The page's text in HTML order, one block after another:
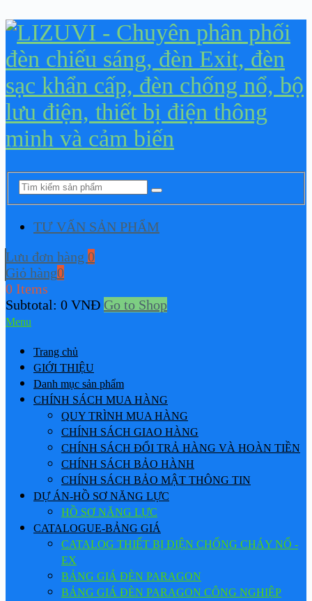
TƯ VẤN SẢN PHẨM
Lưu đơn hàng 0
Giỏ hàng0
0 Items
Subtotal: 0 VNĐ Go to Shop
Menu
Trang chủ
GIỚI THIỆU
Danh mục sản phẩm
CHÍNH SÁCH MUA HÀNG
QUY TRÌNH MUA HÀNG
CHÍNH SÁCH GIAO HÀNG
CHÍNH SÁCH ĐỔI TRẢ HÀNG VÀ HOÀN TIỀN
CHÍNH SÁCH BẢO HÀNH
CHÍNH SÁCH BẢO MẬT THÔNG TIN
DỰ ÁN-HỒ SƠ NĂNG LỰC
HỒ SƠ NĂNG LỰC
CATALOGUE-BẢNG GIÁ
CATALOG THIẾT BỊ ĐIỆN CHỐNG CHÁY NỔ -
EX
BẢNG GIÁ ĐÈN PARAGON
BẢNG GIÁ ĐÈN PARAGON CÔNG NGHIỆP